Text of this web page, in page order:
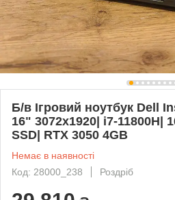
Б/в Ігровий ноутбук Dell
16" 3072x1920| i7-11800H|
SSD| RTX 3050 4GB
Немає в наявності
Код: 28000_238
Роздріб